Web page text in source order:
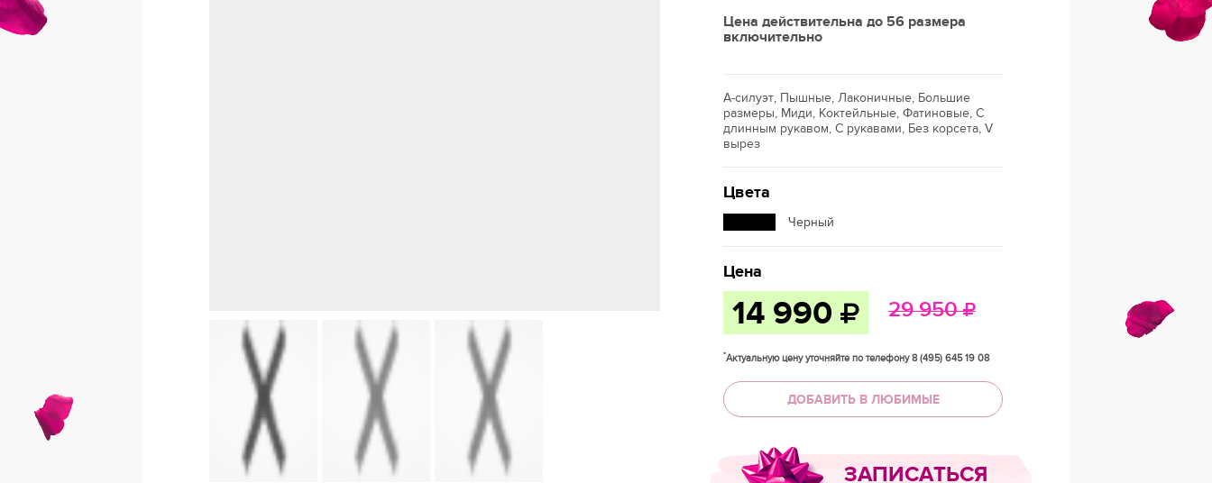
Цена действительна до 56 размера
включительно
А-силуэт, Пышные, Лаконичные, Большие
размеры, Миди, Коктейльные, Фатиновые, С
длинным рукавом, С рукавами, Без корсета, V
вырез
Цвета
Черный
Цена
14 990 29 950
*Актуальную цену уточняйте по телефону 8 (495) 645 19 08
ДОБАВИТЬ В ЛЮБИМЫЕ
ЗАПИСАТЬСЯ